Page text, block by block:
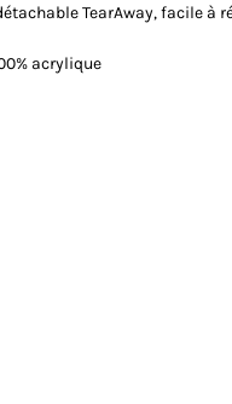
TearAway, facile à
acrylique